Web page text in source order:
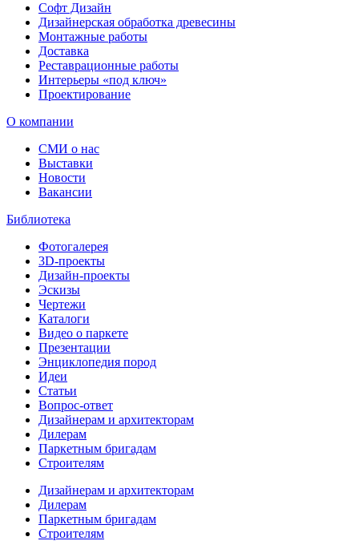
Софт Дизайн
Дизайнерская обработка древесины
Монтажные работы
Доставка
Реставрационные работы
Интерьеры «под ключ»
Проектирование
О компании
СМИ о нас
Выставки
Новости
Вакансии
Библиотека
Фотогалерея
3D-проекты
Дизайн-проекты
Эскизы
Чертежи
Каталоги
Видео о паркете
Презентации
Энциклопедия пород
Идеи
Статьи
Вопрос-ответ
Дизайнерам и архитекторам
Дилерам
Паркетным бригадам
Строителям
Дизайнерам и архитекторам
Дилерам
Паркетным бригадам
Строителям